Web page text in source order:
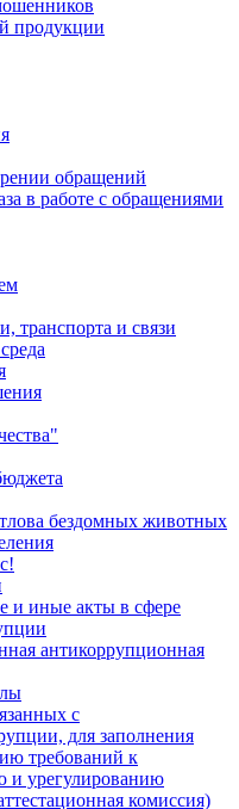
продукции
обращений
в работе с обращениями
транспорта и связи
бездомных животных
и иные акты в сфере
антикоррупционная
с
для заполнения
требований к
и урегулированию
комиссия)